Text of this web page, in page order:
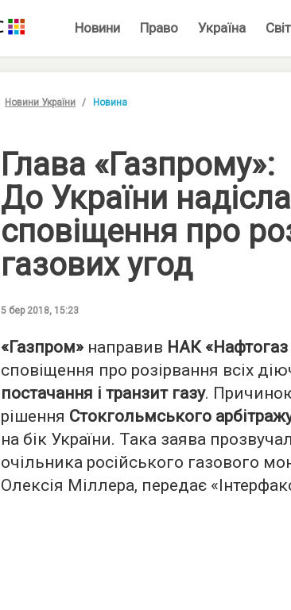
Новини Право Україна Світ
Новини України Новина
Глава «Газпрому»:
До України
сповіщення про
газових угод
5 бер 2018, 15:23
«Газпром» направив НАК «Нафтогаз
сповіщення про розірвання всіх
постачання і транзит газу.
рішення Стокгольмського
на бік України. Така заява
очільника російського газового
Олексія Міллера, передає «